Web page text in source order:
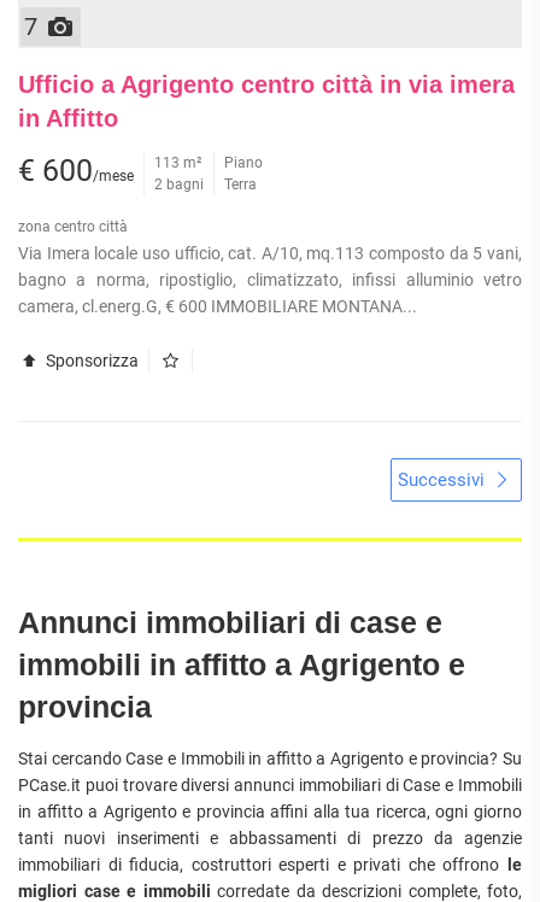
7
Ufficio a Agrigento centro città in via imera
in Affitto
€ 600/mese
113 m²
2 bagni
Piano
Terra
zona centro città
Via Imera locale uso ufficio, cat. A/10, mq.113 composto da 5 vani,
bagno a norma, ripostiglio, climatizzato, infissi alluminio vetro
camera, cl.energ.G, € 600 IMMOBILIARE MONTANA...
Sponsorizza
Successivi
Annunci immobiliari di case e
immobili in affitto a Agrigento e
provincia
Stai cercando Case e Immobili in affitto a Agrigento e provincia? Su
PCase.it puoi trovare diversi annunci immobiliari di Case e Immobili
in affitto a Agrigento e provincia affini alla tua ricerca, ogni giorno
tanti nuovi inserimenti e abbassamenti di prezzo da agenzie
immobiliari di fiducia, costruttori esperti e privati che offrono le
migliori case e immobili corredate da descrizioni complete, foto,